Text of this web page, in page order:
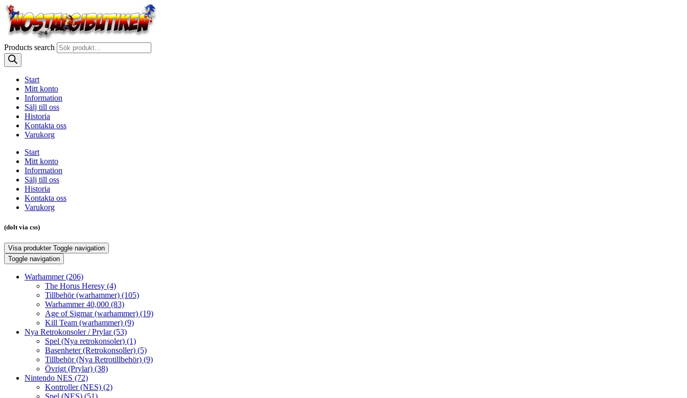
Products search
Start
Mitt konto
Information
Sälj till oss
Historia
Kontakta oss
Varukorg
Start
Mitt konto
Information
Sälj till oss
Historia
Kontakta oss
Varukorg
(dolt via css)
Visa produkter Toggle navigation
Toggle navigation
Warhammer(206)
The Horus Heresy (4)
Tillbehör (warhammer) (105)
Warhammer 40,000 (83)
Age of Sigmar (warhammer) (19)
Kill Team (warhammer) (9)
Nya Retrokonsoler / Prylar(53)
Spel (Nya retrokonsoler) (1)
Basenheter (Retrokonsoller) (5)
Tillbehör (Nya Retrotillbehör) (9)
Övrigt (Prylar) (38)
Nintendo NES (72)
Kontroller (NES) (2)